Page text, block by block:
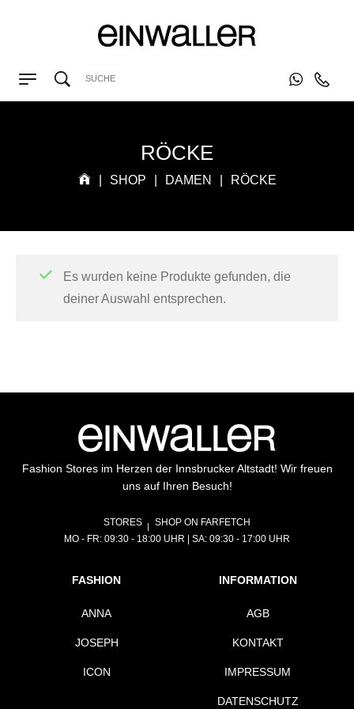
RÖCKE
SHOP DAMEN RÖCKE
Es wurden keine Produkte gefunden, die
deiner Auswahl entsprechen.
Fashion Stores im Herzen der Innsbrucker Altstadt! Wir freuen
uns auf Ihren Besuch!
STORES
SHOP ON FARFETCH
MO - FR: 09:30 - 18:00 UHR | SA: 09:30 - 17:00 UHR
FASHION
ANNA
JOSEPH
ICON
INFORMATION
AGB
KONTAKT
IMPRESSUM
DATENSCHUTZ